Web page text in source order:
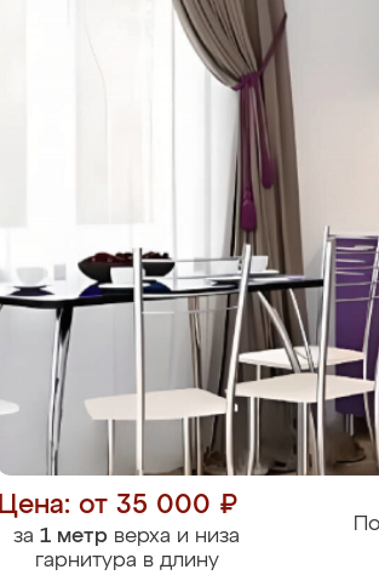
Цена: от 35 000 ₽
за 1 метр верха и низа
гарнитура в длину